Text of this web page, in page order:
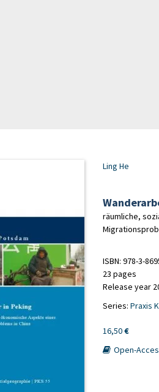
Ling He
räumliche,
ISBN: 978-3-
23 pages
Release year
Series: Praxis
16,50€
Open-